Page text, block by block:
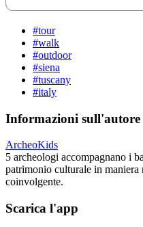
#tour
#walk
#outdoor
#siena
#tuscany
#italy
Informazioni sull'autore
ArcheoKids
5 archeologi accompagnano i
patrimonio culturale in
coinvolgente.
Scarica l'app